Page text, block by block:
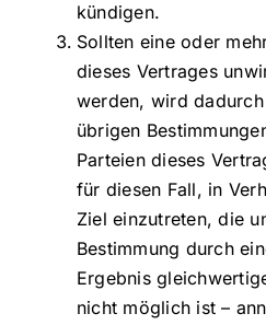
kündigen.
Sollten eine oder
dieses Vertrages
werden, wird
übrigen
Parteien dieses
für diesen Fall, in
Ziel einzutreten, die
Bestimmung durch
Ergebnis
nicht möglich ist –